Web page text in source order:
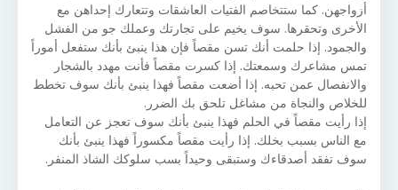
أزواجهن. كما ستتخاصم الفتيات العاشقات وتتعارك إحداهن مع
الأخرى وتحقرها. سوف يخيم على تجارتك وعملك جو من الفشل
والجمود. إذا حلمت أنك تسن مقصاً فإن هذا ينبئ بأنك ستفعل أموراً
تمس مشاعرك وسمعتك. إذا كسرت مقصاً فأنت مهدد بالشجار
والانفصال عمن تحبه. إذا أضعت مقصاً فهذا ينبئ بأنك سوف تخطط
للخلاص والنجاة من مشاغل تلحق بك الضرر.
إذا رأيت مقصاً في الحلم فهذا ينبئ بأنك سوف تعجز عن التعامل
مع الناس بسبب بخلك. إذا رأيت مقصاً مكسوراً فهذا ينبئ بأنك
سوف تفقد أصدقاءك وستبقى وحيداً بسب سلوكك الشاذ المنفر.